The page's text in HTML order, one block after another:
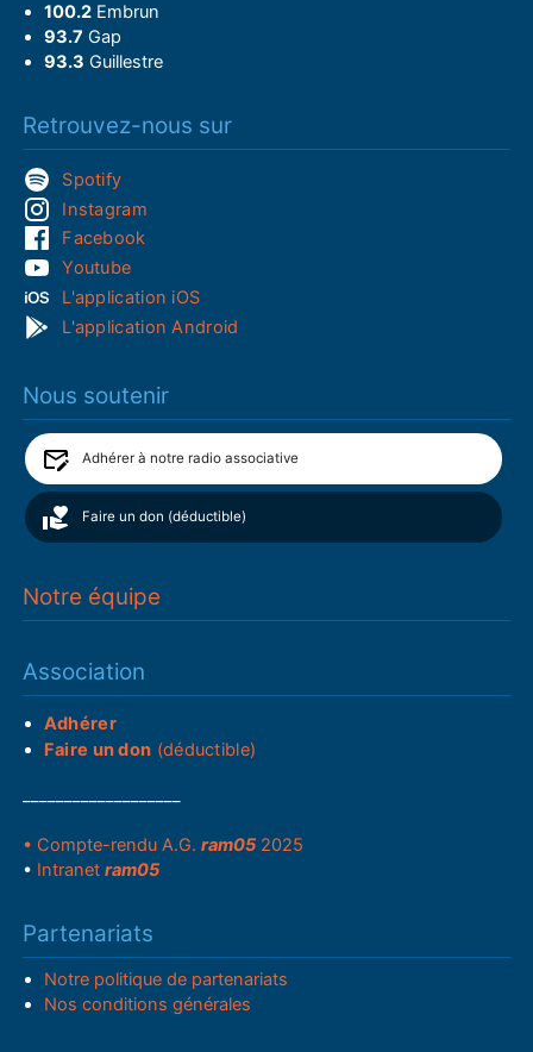
100.2Embrun
93.7 Gap
93.3 Guillestre
Retrouvez-nous sur
Spotify
Instagram
Facebook
Youtube
L'application iOS
L'application Android
Nous soutenir
Adhérer à notre radio associative
Faire un don (déductible)
Notre équipe
Association
Adhérer
Faire un don (déductible)
• Compte-rendu A.G.ram05 2025
• Intranetram05
Partenariats
Notre politique de partenariats
Nos conditions générales